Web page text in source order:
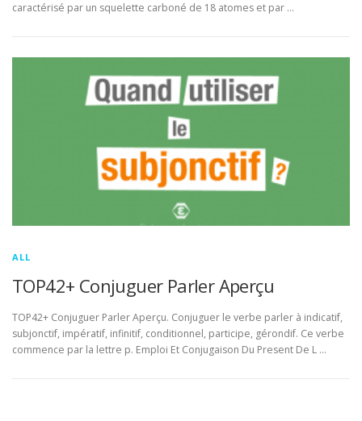
caractérisé par un squelette carboné de 18 atomes et par …
ALL
TOP42+ Conjuguer Parler Aperçu
TOP42+ Conjuguer Parler Aperçu. Conjuguer le verbe parler à indicatif,
subjonctif, impératif, infinitif, conditionnel, participe, gérondif. Ce verbe
commence par la lettre p. Emploi Et Conjugaison Du Present De L …